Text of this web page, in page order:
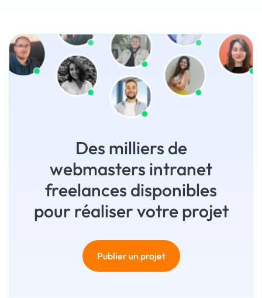
Des milliers de
webmasters intranet
freelances disponibles
pour réaliser votre projet
Publier un projet